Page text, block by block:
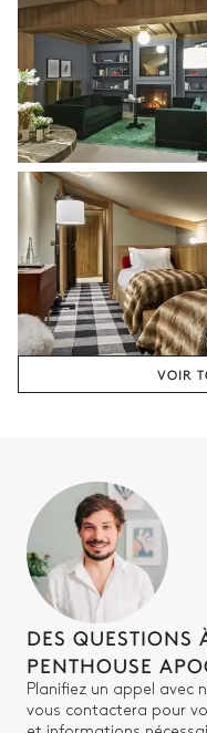
Attenante
Baignoire
WC
Chambre 3
Vue sur les montagnes
Lit double inséparable
160x200
Dressing
TV écran plat
Baignoire
WC
Chambre 4
Lits superposés (4 lits
simples)
90x160
VOIR
DES QUESTIONS
PENTHOUSE
Planifiez un appel avec
vous contactera pour